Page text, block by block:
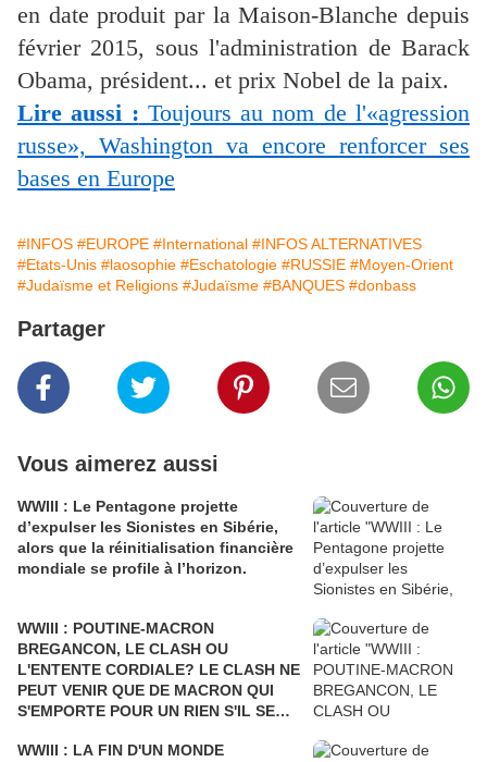
en date produit par la Maison-Blanche depuis
février 2015, sous l'administration de Barack
Obama, président... et prix Nobel de la paix.
Lire aussi : Toujours au nom de l'«agression
russe», Washington va encore renforcer ses
bases en Europe
#INFOS #EUROPE #International #INFOS ALTERNATIVES
#Etats-Unis #laosophie #Eschatologie #RUSSIE #Moyen-Orient
#Judaïsme et Religions #Judaïsme #BANQUES #donbass
Partager
Vous aimerez aussi
WWIII : Le Pentagone projette
d’expulser les Sionistes en Sibérie,
alors que la réinitialisation financière
mondiale se profile à l’horizon.
WWIII : POUTINE-MACRON
BREGANCON, LE CLASH OU
L'ENTENTE CORDIALE? LE CLASH NE
PEUT VENIR QUE DE MACRON QUI
S'EMPORTE POUR UN RIEN S'IL SE
ÉTÉ SARKOZY!
WWIII : LA FIN D'UN MONDE